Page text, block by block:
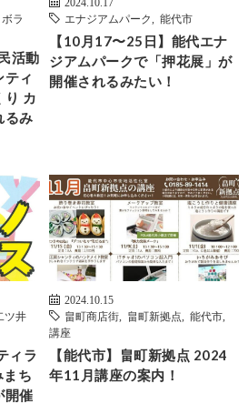
ボラ
活動
ティ
り カ
るみ
エナジアムパーク
能代市
【10月17〜25日】能代エナ
ジアムパークで「押花展」が
開催されるみたい！
ツ井
ィラ
まち
開催
2024.10.15
畠町商店街
畠町新拠点 能代市
講座
【能代市】畠町新拠点 2024
年11月講座の案内！